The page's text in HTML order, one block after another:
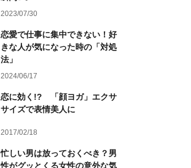
2023/07/30
恋愛で仕事に集中できない！好
きな人が気になった時の「対処
法」
2024/06/17
恋に効く!? 「顔ヨガ」エクサ
サイズで表情美人に
2017/02/18
忙しい男は放っておくべき？男
性がグッとくる女性の意外な気